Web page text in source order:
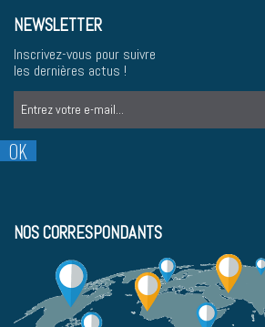
NEWSLETTER
Inscrivez-vous pour suivre
les dernières actus !
NOS CORRESPONDANTS